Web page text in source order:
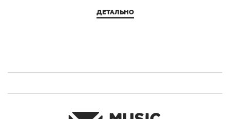
ДЕТАЛЬНО